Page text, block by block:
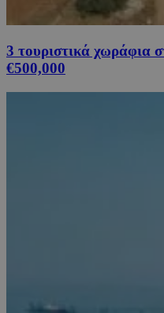
3 τουριστικά χωράφια
€500,000